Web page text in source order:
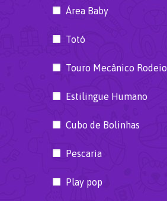
Área Baby
Totó
Touro Mecânico Rodeio
Estilingue Humano
Cubo de Bolinhas
Pescaria
Play pop